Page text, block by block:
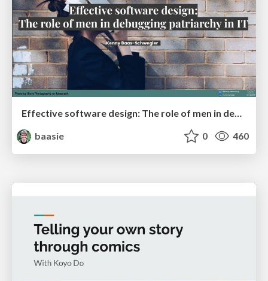
Effective software design: The role of men in debugging patriarchy in IT @ Voxxed Days AMS
baasie
0 460